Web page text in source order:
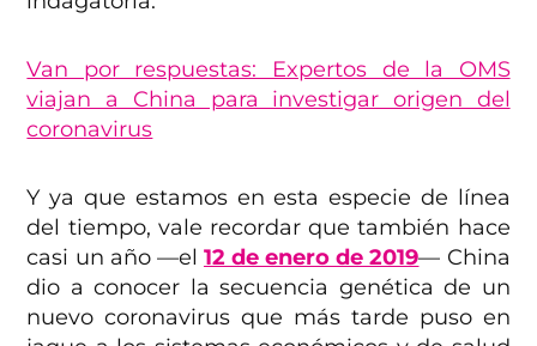
Van por respuestas: Expertos de la OMS
viajan a China para investigar origen del
coronavirus
Y ya que estamos en esta especie de línea
del tiempo, vale recordar que también hace
casi un año —el 12 de enero de 2019— China
dio a conocer la secuencia genética de un
nuevo coronavirus que más tarde puso en